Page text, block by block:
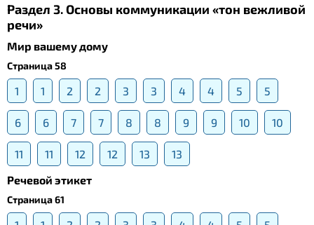
Раздел 3. Основы коммуникации «тон вежливой
речи»
Мир вашему дому
Страница 58
1 1 2 2 3 3 4 4 5 5
6 6 7 7 8 8 9 9 10 10
11 11 12 12 13
13
Речевой этикет
Страница 61